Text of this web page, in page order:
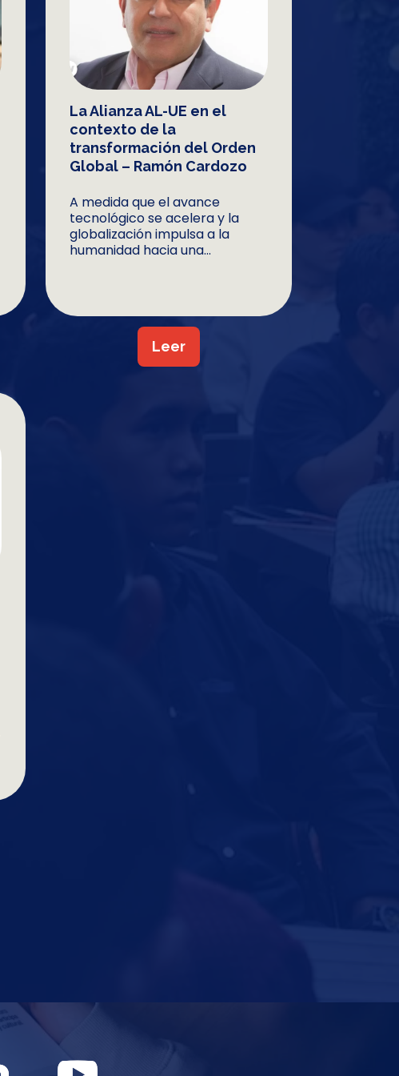
La Alianza AL-UE en el
contexto de la
transformación del Orden
Global – Ramón Cardozo
A medida que el avance
tecnológico se acelera y la
globalización impulsa a la
humanidad hacia una...
Leer